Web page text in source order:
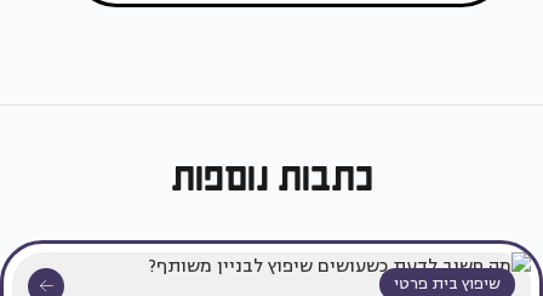
כתבות נוספות
שיפוץ בית פרטי